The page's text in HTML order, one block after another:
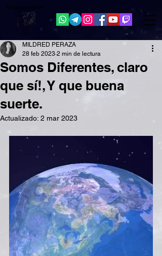
PatagoniaAstral.com
Somos Diferentes, claro
que sí!, Y que buena
suerte.
MILDRED PERAZA
28 feb 2023 2 min de lectura
Actualizado: 2 mar 2023